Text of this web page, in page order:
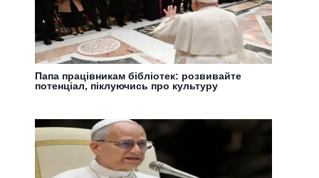
Папа працівникам бібліотек: розвивайте
потенціал, піклуючись про культуру